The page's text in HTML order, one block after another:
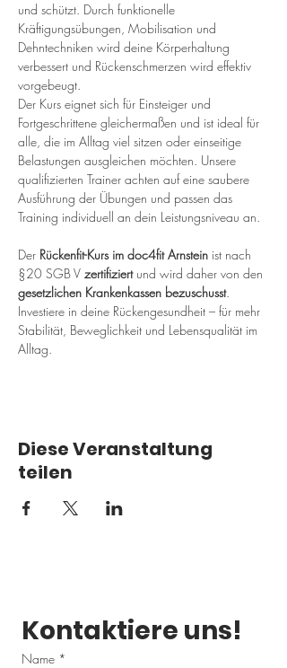
und schützt. Durch funktionelle
Kräftigungsübungen, Mobilisation und
Dehntechniken wird deine Körperhaltung
verbessert und Rückenschmerzen wird effektiv
vorgebeugt.
Der Kurs eignet sich für Einsteiger und
Fortgeschrittene gleichermaßen und ist ideal für
alle, die im Alltag viel sitzen oder einseitige
Belastungen ausgleichen möchten. Unsere
qualifizierten Trainer achten auf eine saubere
Ausführung der Übungen und passen das
Training individuell an dein Leistungsniveau an.
Der Rückenfit-Kurs im doc4fit Arnstein ist nach
§20 SGB V zertifiziert und wird daher von den
gesetzlichen Krankenkassen bezuschusst.
Investiere in deine Rückengesundheit – für mehr
Stabilität, Beweglichkeit und Lebensqualität im
Alltag.
Diese Veranstaltung
teilen
Kontaktiere uns!
Name *